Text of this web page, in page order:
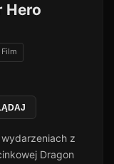
Hero
Film
z
Dragon